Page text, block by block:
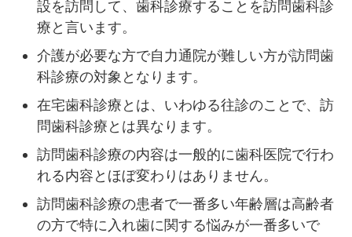
設を訪問して、歯科診療することを訪問歯科診
療と言います。
介護が必要な方で自力通院が難しい方が訪問歯
科診療の対象となります。
在宅歯科診療とは、いわゆる往診のことで、訪
問歯科診療とは異なります。
訪問歯科診療の内容は一般的に歯科医院で行わ
れる内容とほぼ変わりはありません。
訪問歯科診療の患者で一番多い年齢層は高齢者
の方で特に入れ歯に関する悩みが一番多いで